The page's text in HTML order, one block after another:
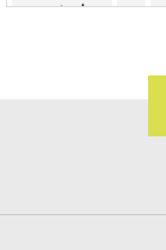
Toute la
10 février 2026